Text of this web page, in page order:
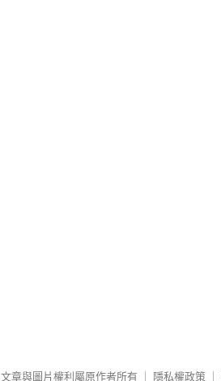
文章與圖片權利屬原作者所有 隱私權政策